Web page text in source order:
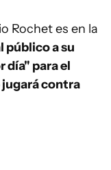
Rochet es en la
público a su
día" para el
contra